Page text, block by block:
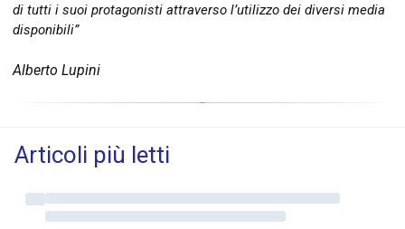
di tutti i suoi protagonisti attraverso l’utilizzo dei diversi media
disponibili”
Alberto Lupini
Articoli più letti